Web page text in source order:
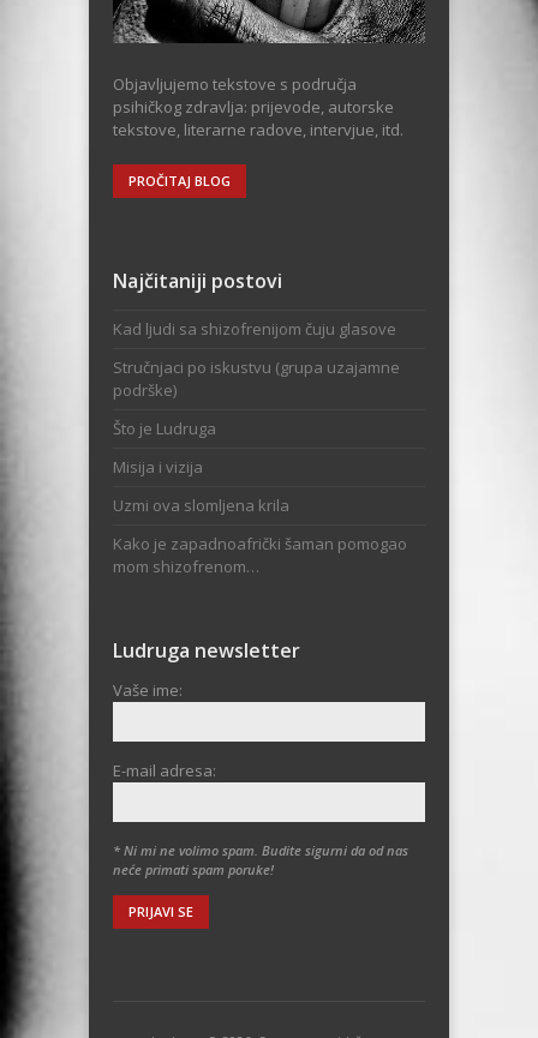
Objavljujemo tekstove s područja
psihičkog zdravlja: prijevode, autorske
tekstove, literarne radove, intervjue, itd.
PROČITAJ BLOG
Najčitaniji postovi
Kad ljudi sa shizofrenijom čuju glasove
Stručnjaci po iskustvu (grupa uzajamne
podrške)
Što je Ludruga
Misija i vizija
Uzmi ova slomljena krila
Kako je zapadnoafrički šaman pomogao
mom shizofrenom…
Ludruga newsletter
Vaše ime:
E-mail adresa:
* Ni mi ne volimo spam. Budite sigurni da od nas
neće primati spam poruke!